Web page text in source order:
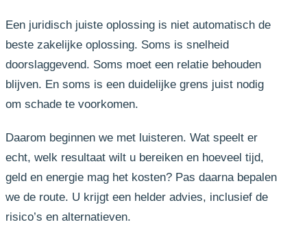
Een juridisch juiste oplossing is niet automatisch de
beste zakelijke oplossing. Soms is snelheid
doorslaggevend. Soms moet een relatie behouden
blijven. En soms is een duidelijke grens juist nodig
om schade te voorkomen.
Daarom beginnen we met luisteren. Wat speelt er
echt, welk resultaat wilt u bereiken en hoeveel tijd,
geld en energie mag het kosten? Pas daarna bepalen
we de route. U krijgt een helder advies, inclusief de
risico’s en alternatieven.